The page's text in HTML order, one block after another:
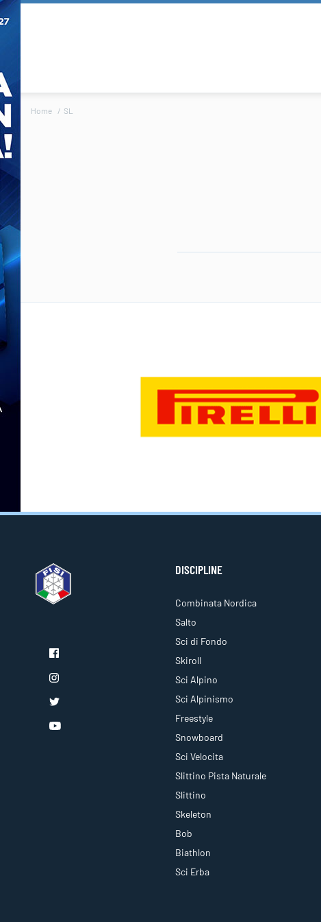
Home SL
DISCIPLINE
Combinata Nordica
Salto
Sci di Fondo
Skiroll
Sci Alpino
Sci Alpinismo
Freestyle
Snowboard
Sci Velocita
Slittino Pista Naturale
Slittino
Skeleton
Bob
Biathlon
Sci Erba